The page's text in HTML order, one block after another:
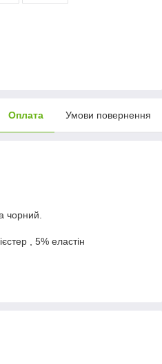
Оплата Умови повернення
чорний.
, 5% еластін